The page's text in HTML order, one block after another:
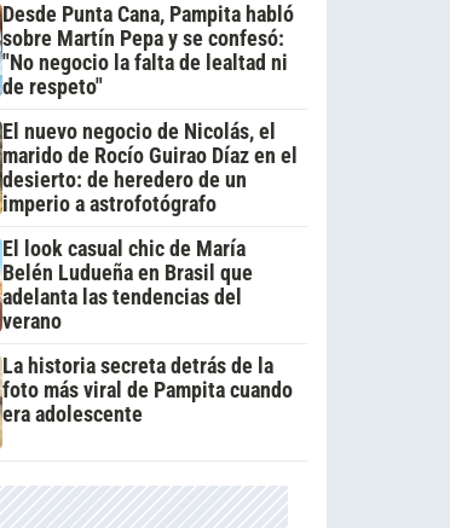
Desde Punta Cana, Pampita habló
sobre Martín Pepa y se confesó:
"No negocio la falta de lealtad ni
de respeto"
El nuevo negocio de Nicolás, el
marido de Rocío Guirao Díaz en el
desierto: de heredero de un
imperio a astrofotógrafo
El look casual chic de María
Belén Ludueña en Brasil que
adelanta las tendencias del
verano
La historia secreta detrás de la
foto más viral de Pampita cuando
era adolescente